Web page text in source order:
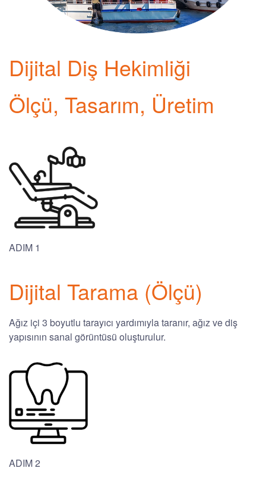
Dijital Diş Hekimliği
Ölçü, Tasarım, Üretim
ADIM 1
Dijital Tarama (Ölçü)
Ağız içi 3 boyutlu tarayıcı yardımıyla taranır, ağız ve diş
yapısının sanal görüntüsü oluşturulur.
ADIM 2